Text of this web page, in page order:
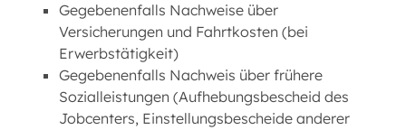
Gegebenenfalls Nachweise über
Versicherungen und Fahrtkosten (bei
Erwerbstätigkeit)
Gegebenenfalls Nachweis über frühere
Sozialleistungen (Aufhebungsbescheid des
Jobcenters, Einstellungsbescheide anderer